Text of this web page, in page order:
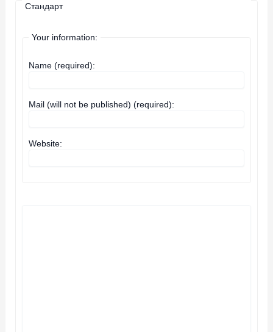
Стандарт
Your information:
Name (required):
Mail (will not be published) (required):
Website: